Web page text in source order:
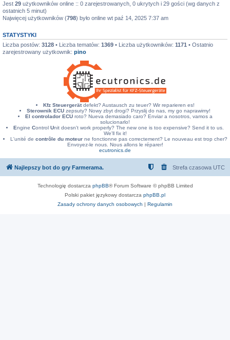
Jest 29 użytkowników online :: 0 zarejestrowanych, 0 ukrytych i 29 gości (wg danych z
ostatnich 5 minut)
Najwięcej użytkowników (798) było online wt paź 14, 2025 7:37 am
STATYSTYKI
Liczba postów: 3128 • Liczba tematów: 1369 • Liczba użytkowników: 1171 • Ostatnio
zarejestrowany użytkownik: pino
Kfz Steuergerätdefekt? Austausch zu teuer? Wir reparieren es!
Sterownik ECU zepsuty? Nowy zbyt drogi? Przyslij do nas, my go naprawimy!
El controlador ECUroto? Nueva demasiado caro? Enviar a nosotros, vamos a
solucionarlo!
Engine Control Unit doesn't work properly? The new one is too expensive? Send it to us.
We'll fix it!
L'unité de contrôle du moteurne fonctionne pas correctement? Le nouveau est trop cher?
Envoyez-le nous. Nous allons le réparer!
ecutronics.de
Najlepszy bot do gry Farmerama. Strefa czasowa UTC
Technologię dostarcza phpBB® Forum Software © phpBB Limited
Polski pakiet językowy dostarcza phpBB.pl
Zasady ochrony danych osobowych
Regulamin